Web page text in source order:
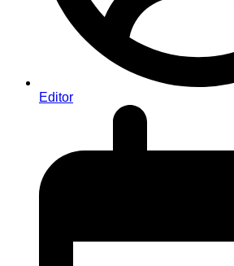
Editor